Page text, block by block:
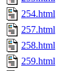
254.html
257.html
258.html
259.html